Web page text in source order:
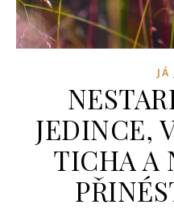
JÁ
JEDINCE,
TICHA A